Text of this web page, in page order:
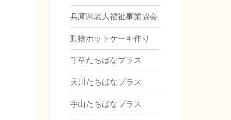
兵庫県老人福祉事業協会
動物ホットケーキ作り
千草たちばなプラス
天川たちばなプラス
宇山たちばなプラス